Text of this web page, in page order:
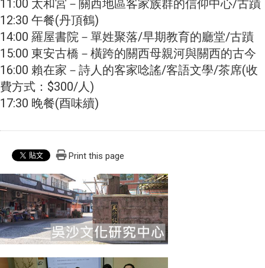
11:00 太和宮－關西地區客家族群的信仰中心/古蹟
12:30 午餐(丹頂鶴)
14:00 羅屋書院－單姓聚落/早期教育的廳堂/古蹟
15:00 東安古橋－橫跨的關西母親河與關西的古今
16:00 賴在家－詩人的客家唸謠/客語文學/茶席(收
費方式：$300/人)
17:30 晚餐(酉味續)
Print this page